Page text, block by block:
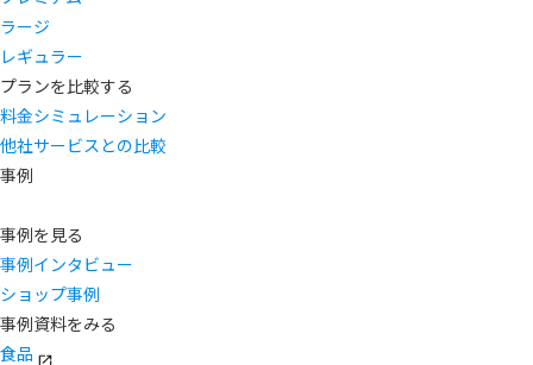
ラージ
レギュラー
プランを比較する
料金シミュレーション
他社サービスとの比較
事例
事例を見る
事例インタビュー
ショップ事例
事例資料をみる
食品